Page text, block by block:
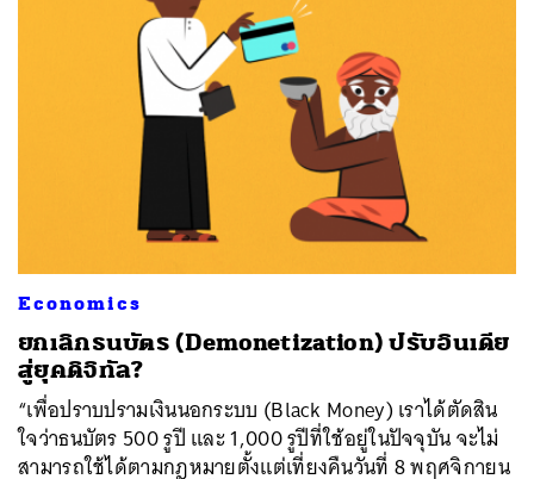
Economics
ยกเลิกธนบัตร (Demonetization) ปรับอินเดีย
สู่ยุคดิจิทัล?
“เพื่อปราบปรามเงินนอกระบบ (Black Money) เราได้ตัดสิน
ใจว่าธนบัตร 500 รูปี และ 1,000 รูปีที่ใช้อยู่ในปัจจุบัน จะไม่
สามารถใช้ได้ตามกฎหมายตั้งแต่เที่ยงคืนวันที่ 8 พฤศจิกายน